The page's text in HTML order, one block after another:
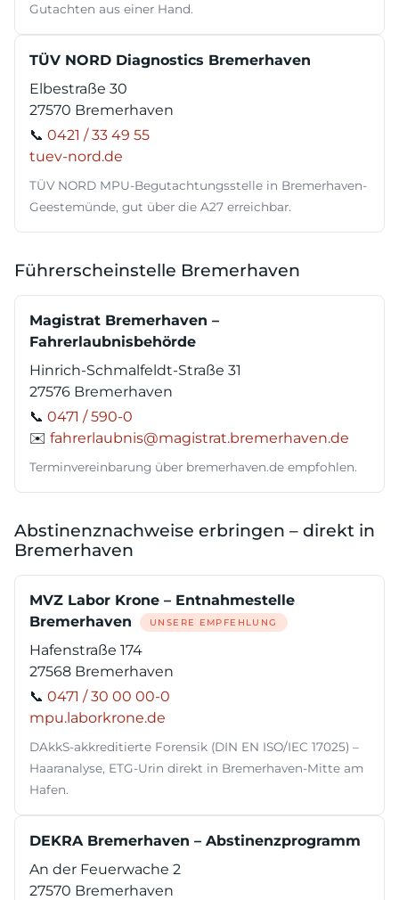
Gutachten aus einer Hand.
TÜV NORD Diagnostics Bremerhaven
Elbestraße 30
27570 Bremerhaven
📞 0421 / 33 49 55
tuev-nord.de
TÜV NORD MPU-Begutachtungsstelle in Bremerhaven-
Geestemünde, gut über die A27 erreichbar.
Führerscheinstelle Bremerhaven
Magistrat Bremerhaven –
Fahrerlaubnisbehörde
Hinrich-Schmalfeldt-Straße 31
27576 Bremerhaven
📞 0471 / 590-0
✉️ fahrerlaubnis@magistrat.bremerhaven.de
Terminvereinbarung über bremerhaven.de empfohlen.
Abstinenznachweise erbringen – direkt in
Bremerhaven
MVZ Labor Krone – Entnahmestelle
Bremerhaven
UNSERE EMPFEHLUNG
Hafenstraße 174
27568 Bremerhaven
📞 0471 / 30 00 00-0
mpu.laborkrone.de
DAkkS-akkreditierte Forensik (DIN EN ISO/IEC 17025) –
Haaranalyse, ETG-Urin direkt in Bremerhaven-Mitte am
Hafen.
DEKRA Bremerhaven – Abstinenzprogramm
An der Feuerwache 2
27570 Bremerhaven